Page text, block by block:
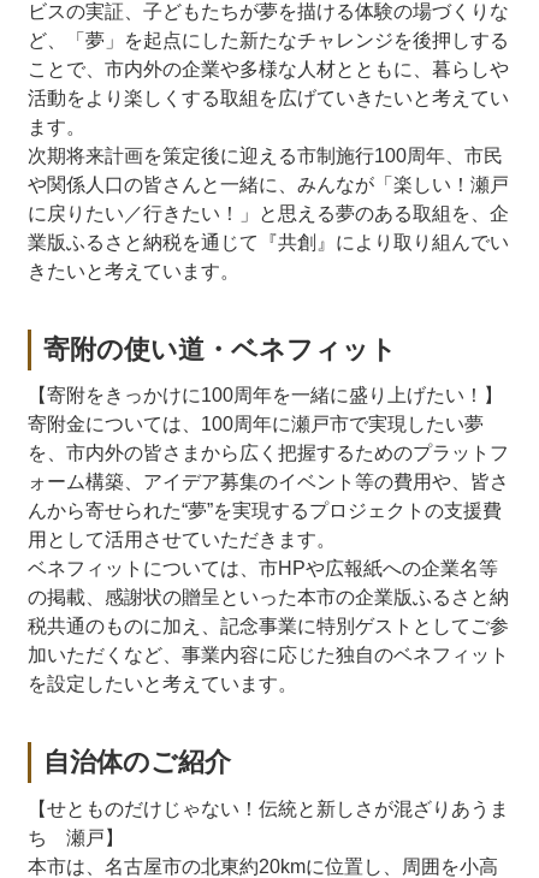
ビスの実証、子どもたちが夢を描ける体験の場づくりな
ど、「夢」を起点にした新たなチャレンジを後押しする
ことで、市内外の企業や多様な人材とともに、暮らしや
活動をより楽しくする取組を広げていきたいと考えてい
ます。
次期将来計画を策定後に迎える市制施行100周年、市民
や関係人口の皆さんと一緒に、みんなが「楽しい！瀬戸
に戻りたい／行きたい！」と思える夢のある取組を、企
業版ふるさと納税を通じて『共創』により取り組んでい
きたいと考えています。
寄附の使い道・ベネフィット
【寄附をきっかけに100周年を一緒に盛り上げたい！】
寄附金については、100周年に瀬戸市で実現したい夢
を、市内外の皆さまから広く把握するためのプラットフ
ォーム構築、アイデア募集のイベント等の費用や、皆さ
んから寄せられた“夢”を実現するプロジェクトの支援費
用として活用させていただきます。
ベネフィットについては、市HPや広報紙への企業名等
の掲載、感謝状の贈呈といった本市の企業版ふるさと納
税共通のものに加え、記念事業に特別ゲストとしてご参
加いただくなど、事業内容に応じた独自のベネフィット
を設定したいと考えています。
自治体のご紹介
【せとものだけじゃない！伝統と新しさが混ざりあうま
ち 瀬戸】
本市は、名古屋市の北東約20kmに位置し、周囲を小高